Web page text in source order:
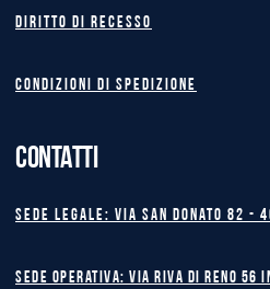
Diritto di recesso
Condizioni di spedizione
CONTATTI
Sede legale: Via San Donato 82 -
Sede operativa: Via Riva di Reno 56